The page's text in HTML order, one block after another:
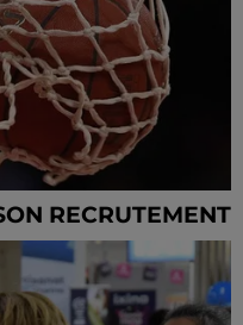
RECRUTEMENT